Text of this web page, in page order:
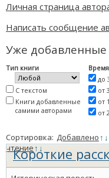
Личная страница
Написать сообщение
Уже добавленные
Тип книги
С текстом
Книги добавленные
самими авторами
до
от
от
от
Сортировка: Добавлено↑ ↓
чтение↑↓
Короткие
королевы